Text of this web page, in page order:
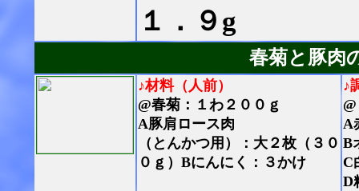
１．９g
春菊と豚肉
♪材料（人前）
@春菊：１わ２００ｇ
A豚肩ロース肉
（とんかつ用）：大２枚（３０
０ｇ）Bにんにく：３かけ
♪
A
B
C
D